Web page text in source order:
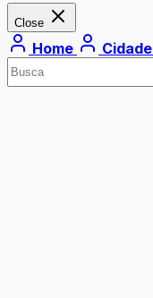
Close
Home Cidade